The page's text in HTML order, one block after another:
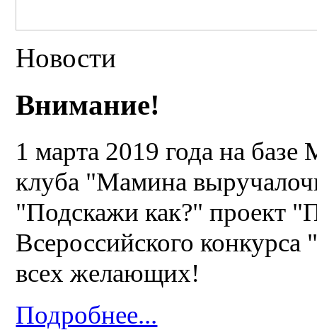
Новости
Внимание!
1 марта 2019 года на
клуба "Мамина
"Подскажи как?" проект
Всероссийского
всех желающих!
Подробнее...